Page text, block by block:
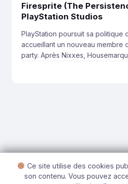
Firesprite (The
PlayStation Studios
PlayStation poursuit sa politique
accueillant un nouveau membre
party. Après Nixxes,
juin dernier, c’est au tour de
Ce site utilise des cookies
son contenu. Vous pouvez